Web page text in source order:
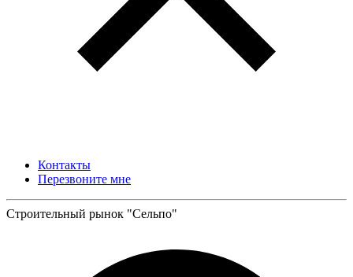
Контакты
Перезвоните мне
Строительный рынок "Сельпо"